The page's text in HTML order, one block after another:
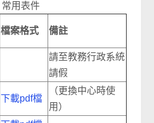
常用表件
檔案格式 備註
請至教務行政系統
請假
下載pdf檔
（更換中心時使
用）